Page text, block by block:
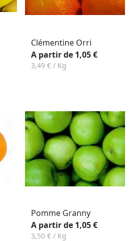
Clémentine Orri
A partir de 1,05 €
3,49 € / Kg
Pomme Granny
A partir de 1,05 €
3,50 € / Kg